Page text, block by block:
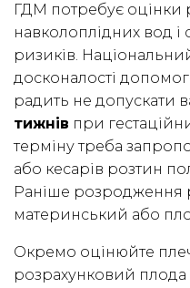
ГДМ потребує оцінки
навколоплідних вод і
ризиків.
досконалості
радить не допускати
тижнів при
терміну треба
або кесарів розтин
Раніше розродження
материнський або
Окремо оцінюйте
розрахунковий плода